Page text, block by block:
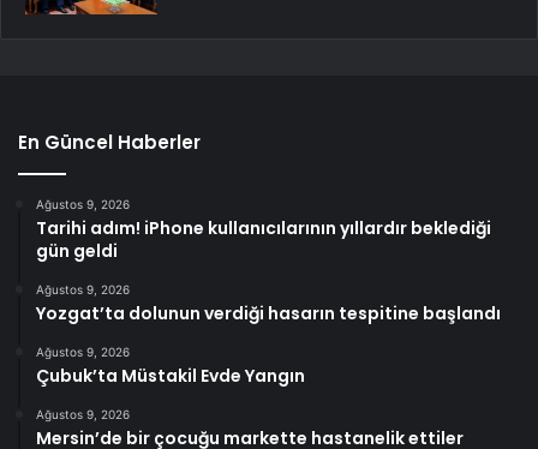
En Güncel Haberler
Ağustos 9, 2026
Tarihi adım! iPhone kullanıcılarının yıllardır beklediği
gün geldi
Ağustos 9, 2026
Yozgat’ta dolunun verdiği hasarın tespitine başlandı
Ağustos 9, 2026
Çubuk’ta Müstakil Evde Yangın
Ağustos 9, 2026
Mersin’de bir çocuğu markette hastanelik ettiler